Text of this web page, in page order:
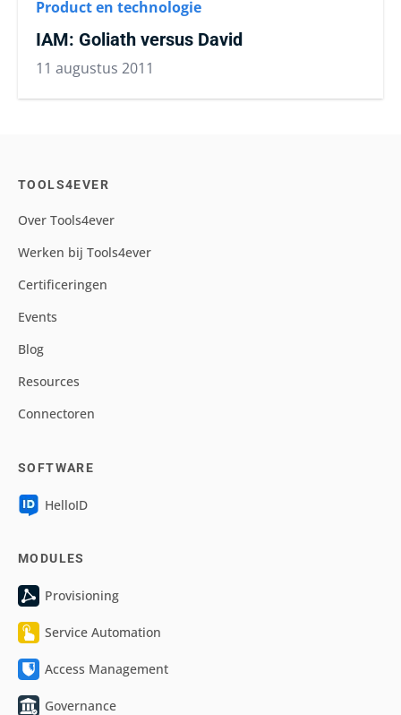
Product en technologie
IAM: Goliath versus David
11 augustus 2011
TOOLS4EVER
Over Tools4ever
Werken bij Tools4ever
Certificeringen
Events
Blog
Resources
Connectoren
SOFTWARE
HelloID
MODULES
Provisioning
Service Automation
Access Management
Governance